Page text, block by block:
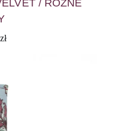
/ RÓŻNE
zł